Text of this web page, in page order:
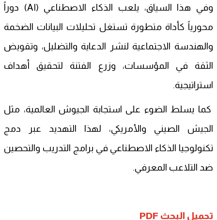
وفي هذا السياق، يلعب الذكاء الاصطناعي (AI) دوراً
محورياً كأداة متطورة تستغل تحليلات البيانات الضخمة
والهندسة الاجتماعية لنشر الدعاية والتضليل، وتقويض
الثقة في المؤسسات، وزرع الفتنة لتحقيق أهداف
استراتيجية.
كما يسلط الضوء على استجابة الجيوش العالمية، مثل
الجيش الصيني والأمريكي، لهذا التهديد عبر دمج
تكنولوجيا الذكاء الاصطناعي في برامج التدريب والتحصين
ضد التلاعب المعرفي.
تحميل البحث PDF